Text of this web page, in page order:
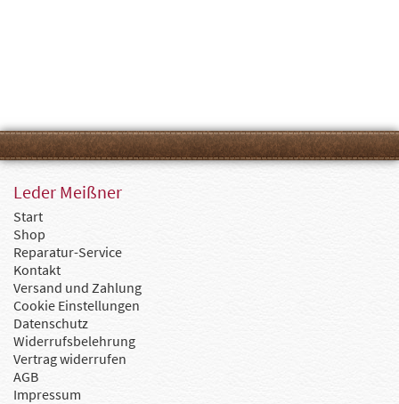
Leder Meißner
Start
Shop
Reparatur-Service
Kontakt
Versand und Zahlung
Cookie Einstellungen
Datenschutz
Widerrufsbelehrung
Vertrag widerrufen
AGB
Impressum